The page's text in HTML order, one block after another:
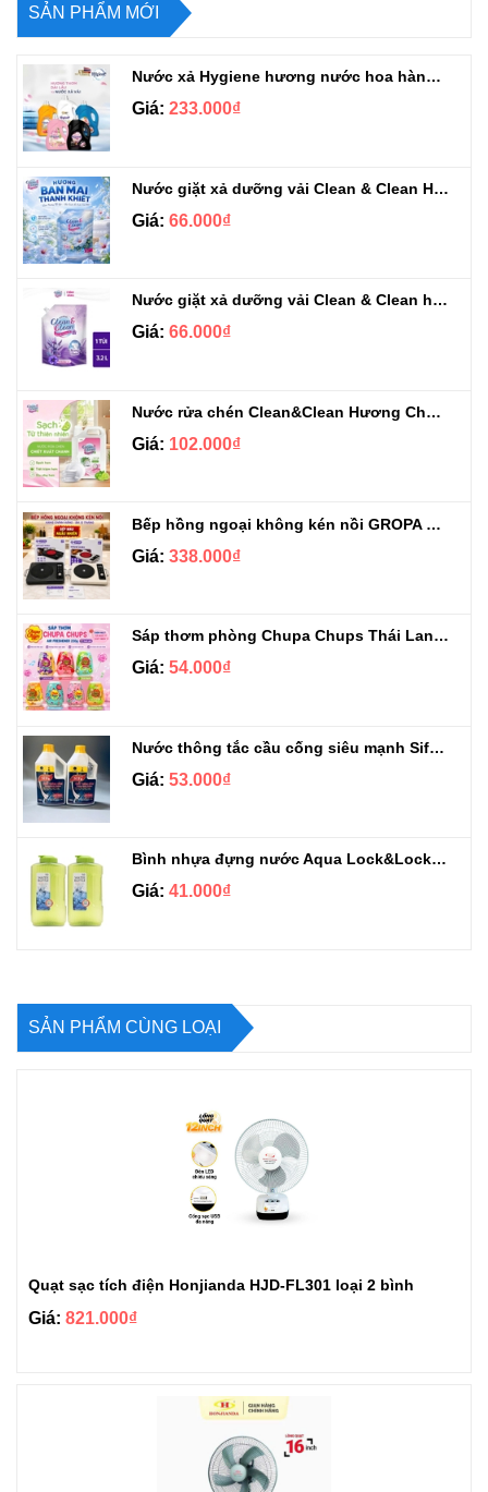
SẢN PHẨM MỚI
Nước xả Hygiene hương nước hoa hàng chuẩn Thái can 3L3
Giá: 233.000₫
Nước giặt xả dưỡng vải Clean & Clean Hương Ban Mai 3.2kg
Giá: 66.000₫
Nước giặt xả dưỡng vải Clean & Clean hương Violet 3.2kg
Giá: 66.000₫
Nước rửa chén Clean&Clean Hương Chanh Can 5L
Giá: 102.000₫
Bếp hồng ngoại không kén nồi GROPA G1-608
Giá: 338.000₫
Sáp thơm phòng Chupa Chups Thái Lan 230g
Giá: 54.000₫
Nước thông tắc cầu cống siêu mạnh Sifa 1.4kg
Giá: 53.000₫
Bình nhựa đựng nước Aqua Lock&Lock 2.1L
Giá: 41.000₫
SẢN PHẨM CÙNG LOẠI
Quạt sạc tích điện Honjianda HJD-FL301 loại 2 bình
Giá: 821.000₫